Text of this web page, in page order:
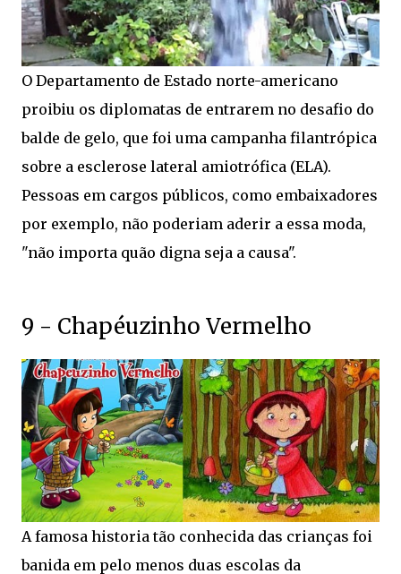
O Departamento de Estado norte-americano
proibiu os diplomatas de entrarem no desafio do
balde de gelo, que foi uma campanha filantrópica
sobre a esclerose lateral amiotrófica (ELA).
Pessoas em cargos públicos, como embaixadores
por exemplo, não poderiam aderir a essa moda,
"não importa quão digna seja a causa".
9 - Chapéuzinho Vermelho
A famosa historia tão conhecida das crianças foi
banida em pelo menos duas escolas da